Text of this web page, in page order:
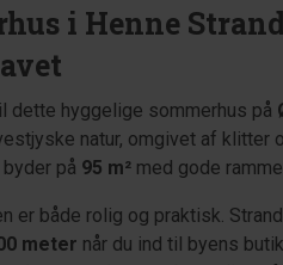
i Henne
dette hyggelige sommerhus på
natur, omgivet af klitter
på 95 m² med gode
er både rolig og praktisk.
meter når du ind til byens